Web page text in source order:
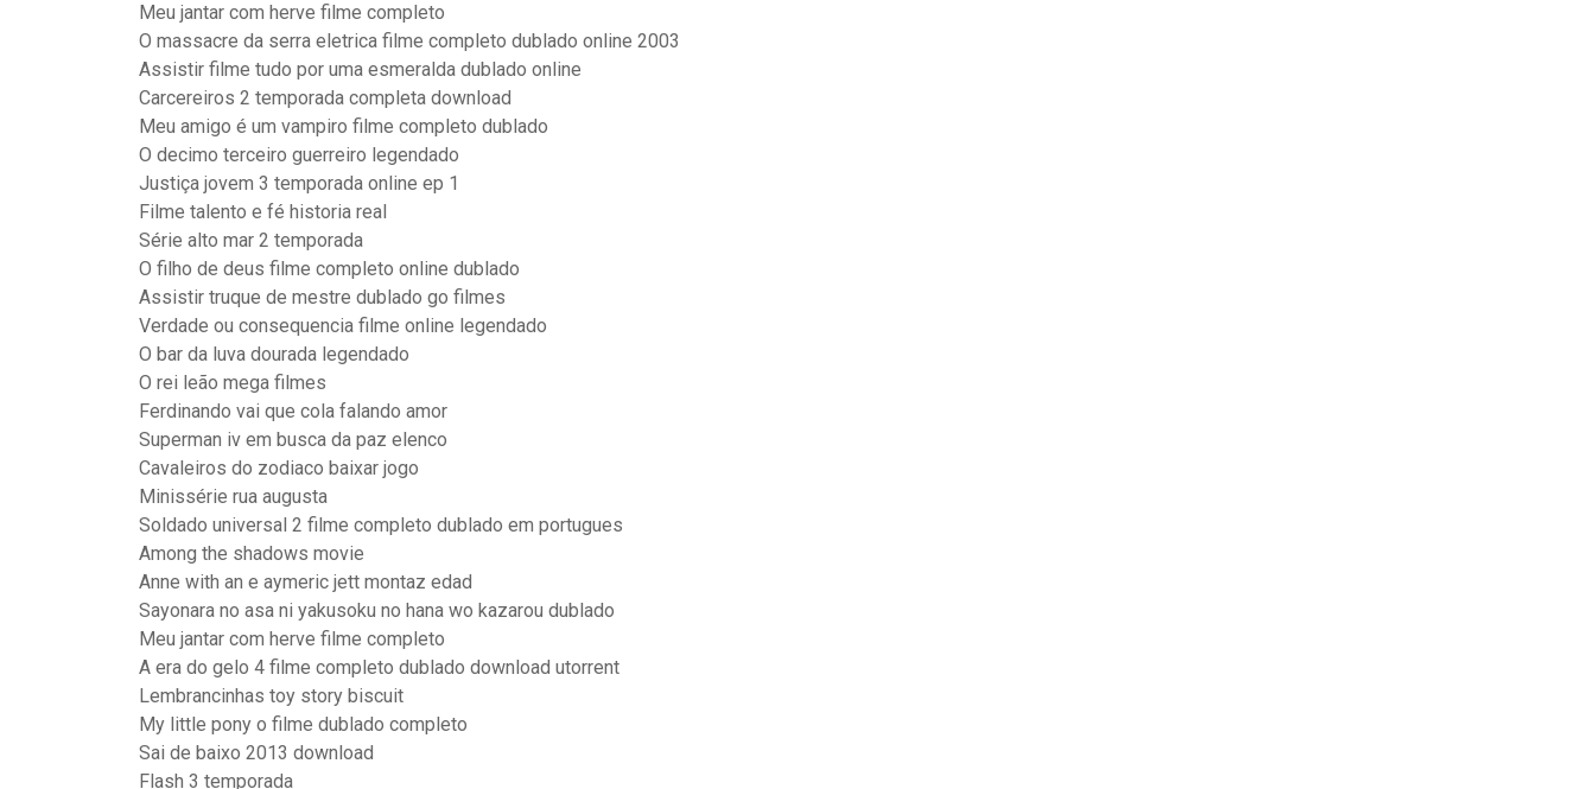
Meu jantar com herve filme completo
O massacre da serra eletrica filme completo dublado online 2003
Assistir filme tudo por uma esmeralda dublado online
Carcereiros 2 temporada completa download
Meu amigo é um vampiro filme completo dublado
O decimo terceiro guerreiro legendado
Justiça jovem 3 temporada online ep 1
Filme talento e fé historia real
Série alto mar 2 temporada
O filho de deus filme completo online dublado
Assistir truque de mestre dublado go filmes
Verdade ou consequencia filme online legendado
O bar da luva dourada legendado
O rei leão mega filmes
Ferdinando vai que cola falando amor
Superman iv em busca da paz elenco
Cavaleiros do zodiaco baixar jogo
Minissérie rua augusta
Soldado universal 2 filme completo dublado em portugues
Among the shadows movie
Anne with an e aymeric jett montaz edad
Sayonara no asa ni yakusoku no hana wo kazarou dublado
Meu jantar com herve filme completo
A era do gelo 4 filme completo dublado download utorrent
Lembrancinhas toy story biscuit
My little pony o filme dublado completo
Sai de baixo 2013 download
Flash 3 temporada